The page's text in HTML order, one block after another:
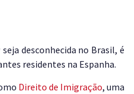
seja desconhecida no Brasil, é
residentes na Espanha.
Direito de Imigração, uma